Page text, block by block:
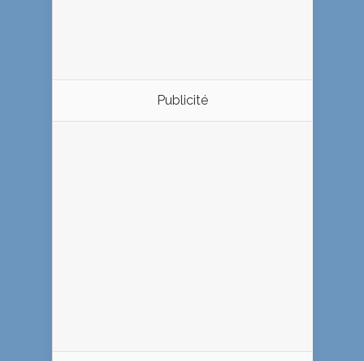
Publicité